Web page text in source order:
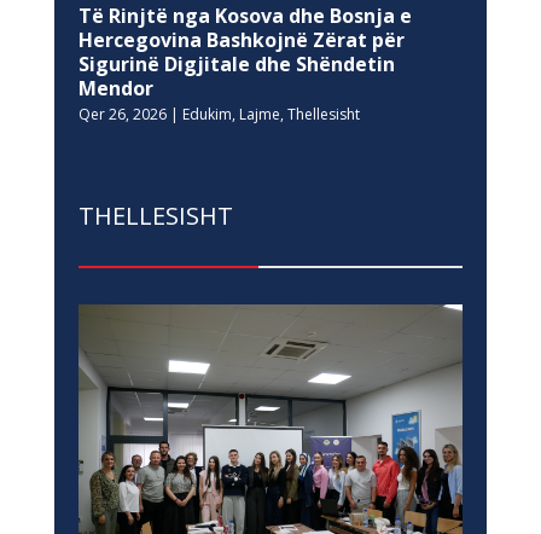
Të Rinjtë nga Kosova dhe Bosnja e
Hercegovina Bashkojnë Zërat për
Sigurinë Digjitale dhe Shëndetin
Mendor
Qer 26, 2026| Edukim, Lajme, Thellesisht
THELLESISHT